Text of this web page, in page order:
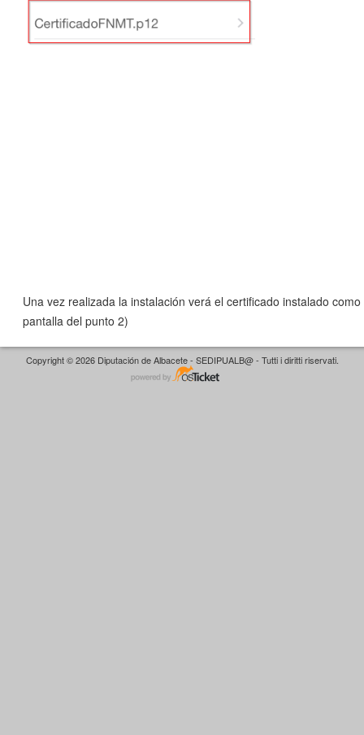
Una vez realizada la instalación verá el certificado instalado
pantalla del punto 2)
Copyright © 2026 Diputación de Albacete - SEDIPUALB@ - Tutti i diritti riservati.